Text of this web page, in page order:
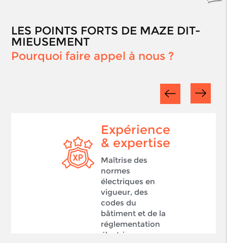
LES POINTS FORTS DE MAZE DIT-
MIEUSEMENT
Pourquoi faire appel à nous ?
Expérience
& expertise
Maîtrise des
normes
électriques en
vigueur, des
codes du
bâtiment et de la
réglementation
électrique.